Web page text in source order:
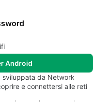
Android
sviluppata da Network
e connettersi alle reti